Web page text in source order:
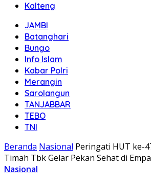
Kalteng
JAMBI
Batanghari
Bungo
Info Islam
Kabar Polri
Merangin
Sarolangun
TANJABBAR
TEBO
TNI
Beranda Nasional Peringati HUT ke-
Timah Tbk Gelar Pekan Sehat di
Nasional